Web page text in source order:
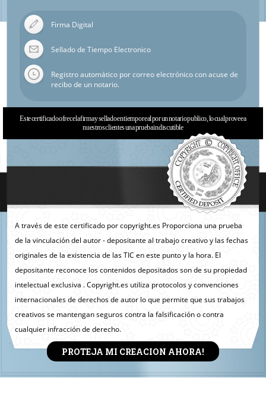
Firma Digital
Sellado de Tiempo Electronico
Registro automático por correo electrónico con acuse de
recibo de un notario.
Este certificado ofrece la firma y sellado en tiempo real por un notario publico, lo cual provee a
nuestros clientes una prueba indiscutible
A través de este certificado por copyright.es Proporciona una prueba
de la vinculación del autor - depositante al trabajo creativo y las fechas
originales de la existencia de las TIC en este punto y la hora. El
depositante reconoce los contenidos depositados son de su propiedad
intelectual exclusiva . Copyright.es utiliza protocolos y convenciones
internacionales de derechos de autor lo que permite que sus trabajos
creativos se mantengan seguros contra la falsificación o contra
cualquier infracción de derecho.
PROTEJA MI CREACION AHORA!